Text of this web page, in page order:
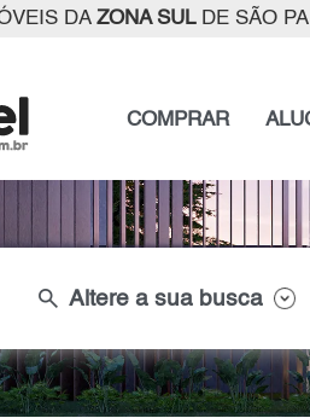
DA ZONA SULDE SÃO
COMPRAR
search Altere a sua busca